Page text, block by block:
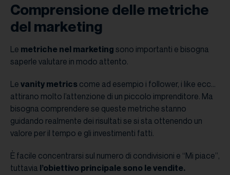
Comprensione delle metriche
del marketing
Le metriche nel marketing sono importanti e bisogna
saperle valutare in modo attento.
Le vanity metrics come ad esempio i follower, i like ecc…
attirano molto l’attenzione di un piccolo imprenditore. Ma
bisogna comprendere se queste metriche stanno
guidando realmente dei risultati se si sta ottenendo un
valore per il tempo e gli investimenti fatti.
È facile concentrarsi sul numero di condivisioni e “Mi piace”,
tuttavia l’obiettivo principale sono le vendite.